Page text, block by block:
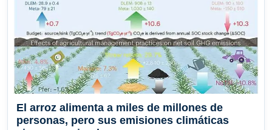
El arroz alimenta a miles de millones de
personas, pero sus emisiones climáticas